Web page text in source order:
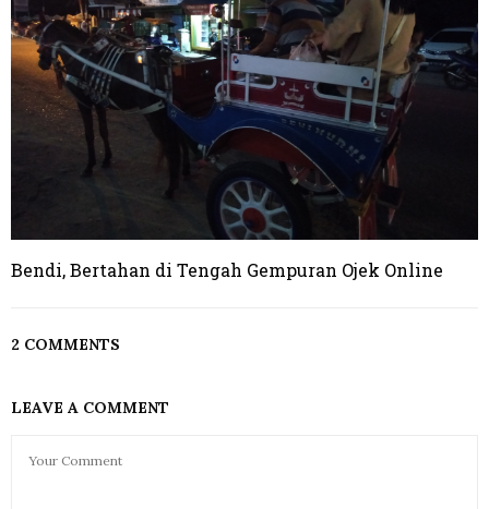
Bendi, Bertahan di Tengah Gempuran Ojek Online
2 COMMENTS
LEAVE A COMMENT